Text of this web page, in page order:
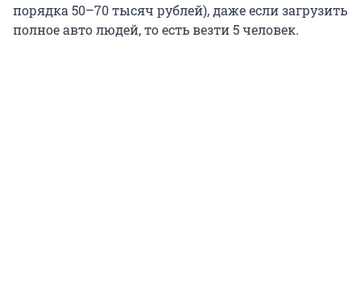
порядка 50–70 тысяч рублей), даже если загрузить
полное авто людей, то есть везти 5 человек.